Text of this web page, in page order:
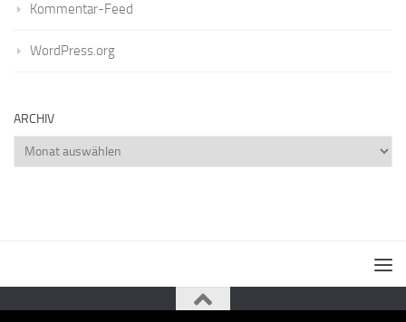
Kommentar-Feed
WordPress.org
ARCHIV
Archiv